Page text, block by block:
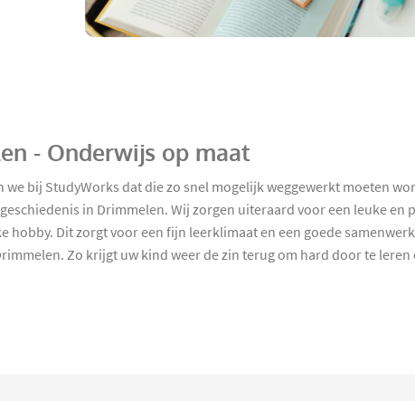
- Onderwijs op maat
bij StudyWorks dat die zo snel mogelijk weggewerkt moeten
in Drimmelen. Wij zorgen uiteraard voor een leuke en
Dit zorgt voor een fijn leerklimaat en een goede
Zo krijgt uw kind weer de zin terug om hard door te